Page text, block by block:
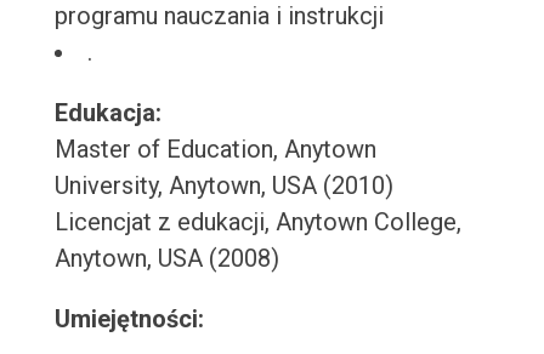
programu nauczania i instrukcji
.
Edukacja:
Master of Education, Anytown
University, Anytown, USA (2010)
Licencjat z edukacji, Anytown College,
Anytown, USA (2008)
Umiejętności: